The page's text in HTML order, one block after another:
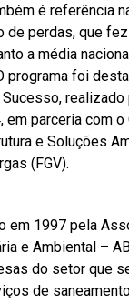
é referência
de perdas, que
a média
programa foi
em parceria com o
e Soluções
(FGV).
em 1997 pela
e Ambiental –
do setor que
de